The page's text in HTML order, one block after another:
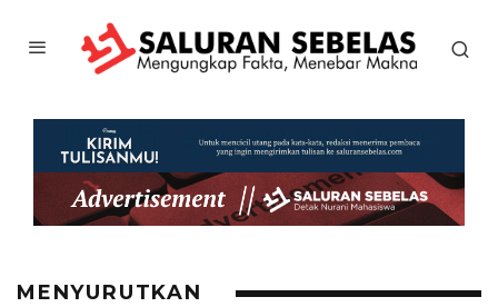
MENYURUTKAN